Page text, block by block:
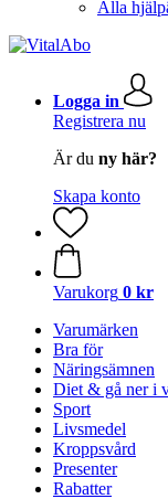
Alla
Logga in
Registrera nu
Är du ny här?
Skapa konto
Varukorg 0 kr
Varumärken
Bra för
Näringsämnen
Diet & gå ner i
Sport
Livsmedel
Kroppsvård
Presenter
Rabatter